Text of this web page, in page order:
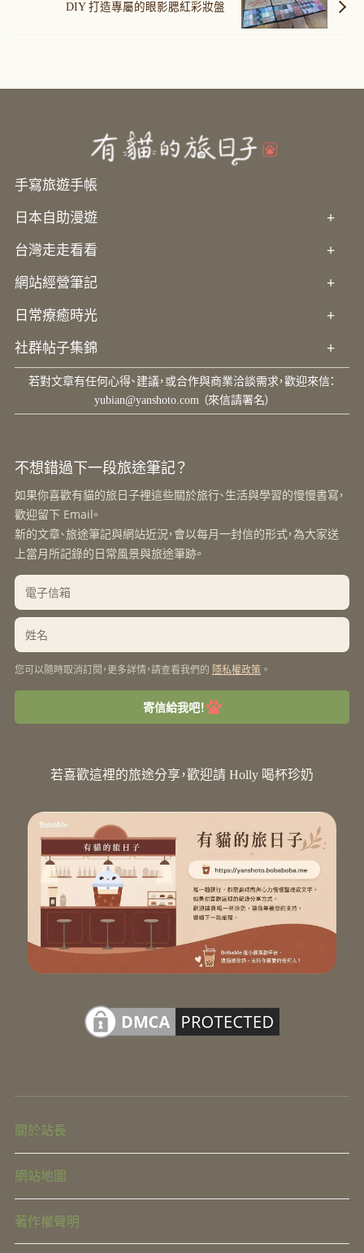
DIY 打造專屬的眼影腮紅彩妝盤
手寫旅遊手帳
+
日本自助漫遊
+
台灣走走看看
+
網站經營筆記
+
日常療癒時光
+
社群帖子集錦
若對文章有任何心得、建議，或合作與商業洽談需求，歡迎來信：
yubian@yanshoto.com （來信請署名）
不想錯過下一段旅途筆記？
如果你喜歡有貓的旅日子裡這些關於旅行、生活與學習的慢慢書寫，
歡迎留下 Email。
新的文章、旅途筆記與網站近況，會以每月一封信的形式，為大家送
上當月所記錄的日常風景與旅途筆跡。
您可以隨時取消訂閱，更多詳情，請查看我們的 隱私權政策 。
寄信給我吧！
若喜歡這裡的旅途分享，歡迎請 Holly 喝杯珍奶
關於站長
網站地圖
著作權聲明